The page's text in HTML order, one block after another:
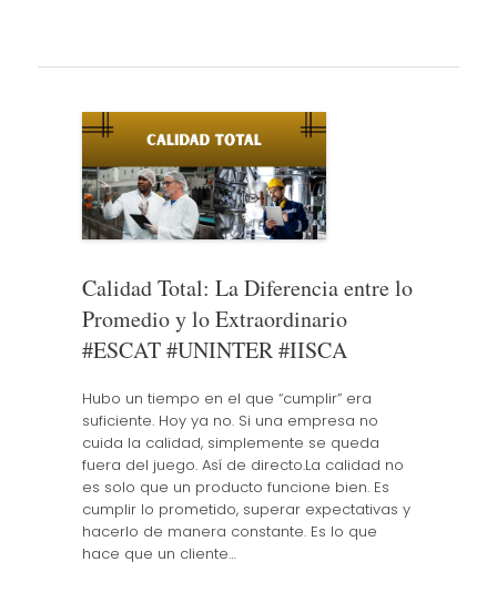
Calidad Total: La Diferencia entre lo
Promedio y lo Extraordinario
#ESCAT #UNINTER #IISCA
Hubo un tiempo en el que “cumplir” era
suficiente. Hoy ya no. Si una empresa no
cuida la calidad, simplemente se queda
fuera del juego. Así de directo.La calidad no
es solo que un producto funcione bien. Es
cumplir lo prometido, superar expectativas y
hacerlo de manera constante. Es lo que
hace que un cliente…